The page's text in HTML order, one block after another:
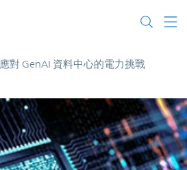
應對 GenAI 資料中心的電力挑戰